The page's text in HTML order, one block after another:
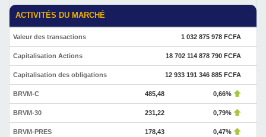
ACTIVITÉS DU MARCHÉ
Valeur des transactions 1 032 875 978 FCFA
Capitalisation Actions 18 702 114 878 790 FCFA
Capitalisation des obligations 12 933 191 346 885 FCFA
BRVM-C 485,48 0,66%
BRVM-30 231,22 0,79%
BRVM-PRES 178,43 0,47%